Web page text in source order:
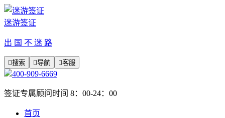
迷游签证
出 国 不 迷 路
搜索 导航 客服
400-909-6669
签证专属顾问时间 8：00-24：00
首页